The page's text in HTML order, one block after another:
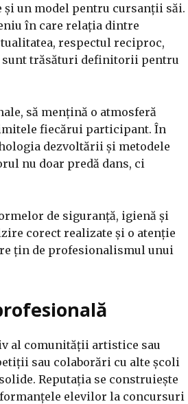
un model pentru cursanții săi.
în care relația dintre
respectul reciproc,
trăsături definitorii pentru
să mențină o atmosferă
fiecărui participant. În
dezvoltării și metodele
nu doar predă dans, ci
de siguranță, igienă și
corect realizate și o atenție
țin de profesionalismul unui
al comunității artistice sau
sau colaborări cu alte școli
Reputația se construiește
elevilor la concursuri